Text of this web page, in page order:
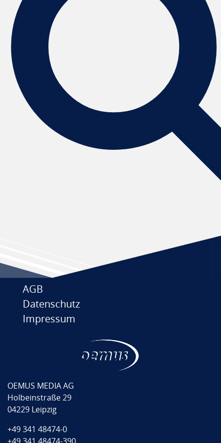
AGB
Datenschutz
Impressum
OEMUS MEDIA AG
Holbeinstraße 29
04229 Leipzig
+49 341 48474-0